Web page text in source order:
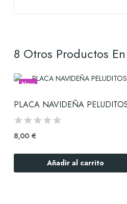
8 Otros Productos
New
PLACA NAVIDEÑA
8,00 €
Añadir al carrito